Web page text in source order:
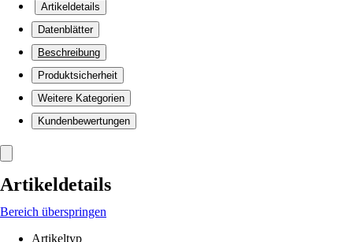
Artikeldetails
Datenblätter
Beschreibung
Produktsicherheit
Weitere Kategorien
Kundenbewertungen
Artikeldetails
Bereich überspringen
Artikeltyp